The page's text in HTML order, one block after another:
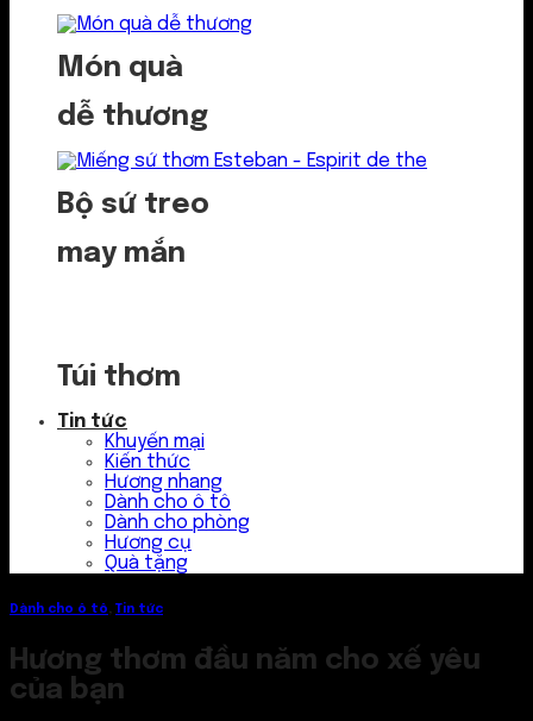
Món quà
dễ thương
Bộ sứ treo
may mắn
Túi thơm
Tin tức
Khuyến mại
Kiến thức
Hương nhang
Dành cho ô tô
Dành cho phòng
Hương cụ
Quà tặng
Dành cho ô tô, Tin tức
Hương thơm đầu năm cho xế yêu
của bạn